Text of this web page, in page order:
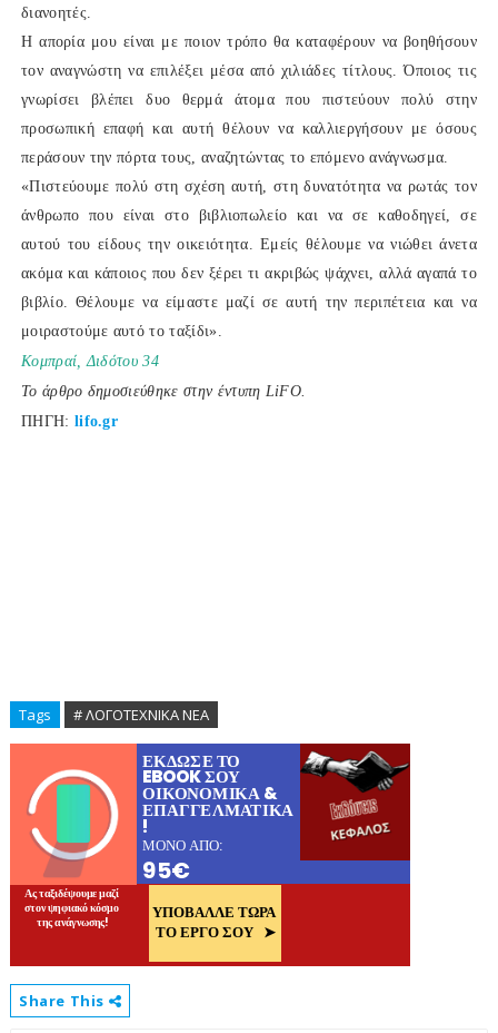
διανοητές.
Η απορία μου είναι με ποιον τρόπο θα καταφέρουν να βοηθήσουν
τον αναγνώστη να επιλέξει μέσα από χιλιάδες τίτλους. Όποιος τις
γνωρίσει βλέπει δυο θερμά άτομα που πιστεύουν πολύ στην
προσωπική επαφή και αυτή θέλουν να καλλιεργήσουν με όσους
περάσουν την πόρτα τους, αναζητώντας το επόμενο ανάγνωσμα.
«Πιστεύουμε πολύ στη σχέση αυτή, στη δυνατότητα να ρωτάς τον
άνθρωπο που είναι στο βιβλιοπωλείο και να σε καθοδηγεί, σε
αυτού του είδους την οικειότητα. Εμείς θέλουμε να νιώθει άνετα
ακόμα και κάποιος που δεν ξέρει τι ακριβώς ψάχνει, αλλά αγαπά το
βιβλίο. Θέλουμε να είμαστε μαζί σε αυτή την περιπέτεια και να
μοιραστούμε αυτό το ταξίδι».
Κομπραί, Διδότου 34
Το άρθρο δημοσιεύθηκε στην έντυπη LiFO.
ΠΗΓΗ: lifo.gr
Tags # ΛΟΓΟΤΕΧΝΙΚΑ ΝΕΑ
Share This